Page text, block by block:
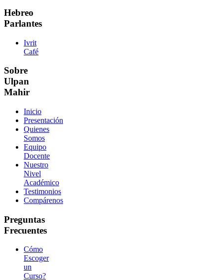
Hebreo
Parlantes
Ivrit
Café
Sobre
Ulpan
Mahir
Inicio
Presentación
Quienes
Somos
Equipo
Docente
Nuestro
Nivel
Académico
Testimonios
Compárenos
Preguntas
Frecuentes
Cómo
Escoger
un
Curso?